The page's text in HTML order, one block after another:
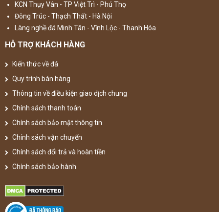
KCN Thụy Vân - TP Việt Trì - Phú Thọ
Đông Trúc - Thạch Thất - Hà Nội
Làng nghề đá Minh Tân - Vĩnh Lộc - Thanh Hóa
HỖ TRỢ KHÁCH HÀNG
Kiến thức về đá
Quy trình bán hàng
Thông tin về điều kiện giao dịch chung
Chính sách thanh toán
Chính sách bảo mật thông tin
Chính sách vận chuyển
Chính sách đổi trả và hoàn tiền
Chính sách bảo hành